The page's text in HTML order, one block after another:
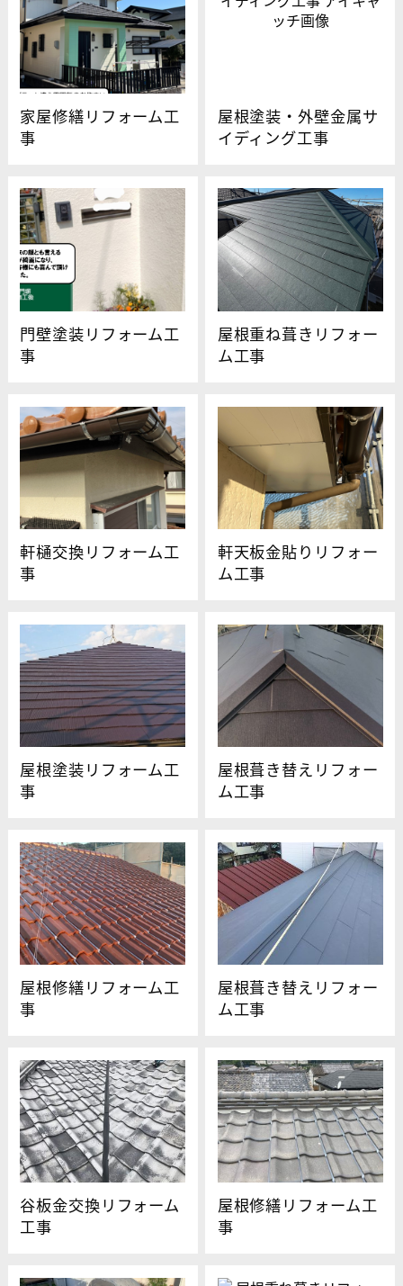
家屋修繕リフォーム工
事
屋根塗装・外壁金属サ
イディング工事
門壁塗装リフォーム工
事
屋根重ね葺きリフォー
ム工事
軒樋交換リフォーム工
事
軒天板金貼りリフォー
ム工事
屋根塗装リフォーム工
事
屋根葺き替えリフォー
ム工事
屋根修繕リフォーム工
事
屋根葺き替えリフォー
ム工事
谷板金交換リフォーム
工事
屋根修繕リフォーム工
事